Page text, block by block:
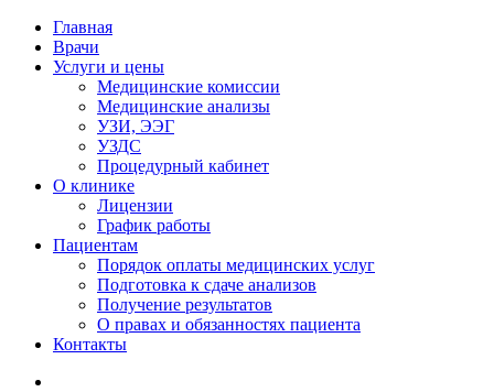
Главная
Врачи
Услуги и цены
Медицинские комиссии
Медицинские анализы
УЗИ, ЭЭГ
УЗДС
Процедурный кабинет
О клинике
Лицензии
График работы
Пациентам
Порядок оплаты медицинских услуг
Подготовка к сдаче анализов
Получение результатов
О правах и обязанностях пациента
Контакты